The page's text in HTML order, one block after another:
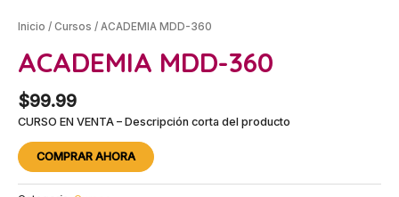
Inicio / Cursos / ACADEMIA MDD-360
ACADEMIA MDD-360
$99.99
CURSO EN VENTA – Descripción corta del producto
COMPRAR AHORA